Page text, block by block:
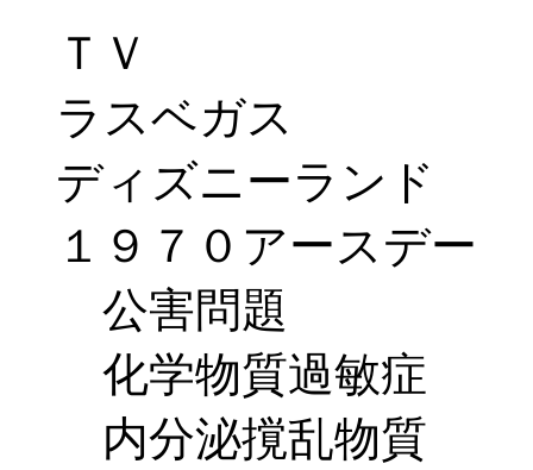
ＴＶ
ラスベガス
ディズニーランド
１９７０アースデー
公害問題
化学物質過敏症
内分泌撹乱物質